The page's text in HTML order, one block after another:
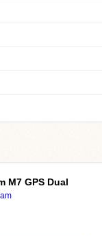
M7 GPS Dual